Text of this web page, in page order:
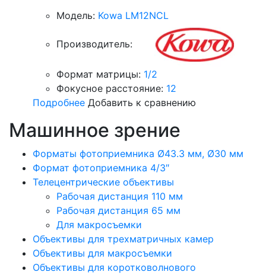
Модель: Kowa LM12NCL
Производитель:
Формат матрицы: 1/2
Фокусное расстояние: 12
Подробнее Добавить к сравнению
Машинное зрение
Форматы фотоприемника Ø43.3 мм, Ø30 мм
Формат фотоприемника 4/3″
Телецентрические объективы
Рабочая дистанция 110 мм
Рабочая дистанция 65 мм
Для макросъемки
Объективы для трехматричных камер
Объективы для макросъемки
Объективы для коротковолнового